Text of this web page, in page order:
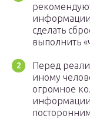
сделать
выполнить
Перед
иному
огромное